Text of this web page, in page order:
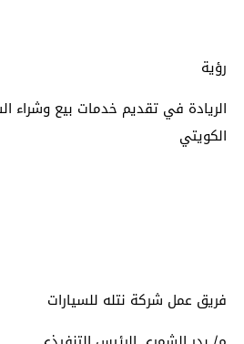
رؤية
الريادة في تقديم خدمات بيع وشراء
الكويتي
فريق عمل شركة نتله للسيارات